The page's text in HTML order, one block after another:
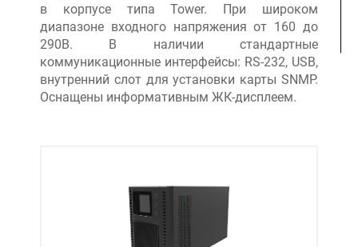
в корпусе типа Tower. При широком
диапазоне входного напряжения от 160 до
290В. В наличии стандартные
коммуникационные интерфейсы: RS-232, USB,
внутренний слот для установки карты SNMP.
Оснащены информативным ЖК-дисплеем.